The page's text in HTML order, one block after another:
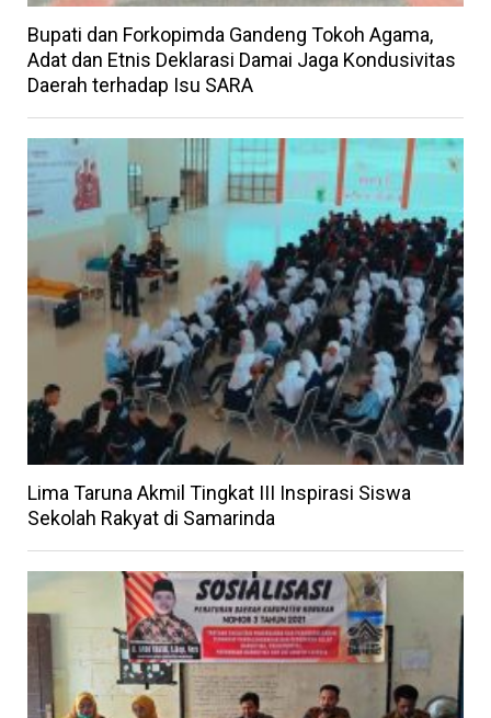
Bupati dan Forkopimda Gandeng Tokoh Agama,
Adat dan Etnis Deklarasi Damai Jaga Kondusivitas
Daerah terhadap Isu SARA
Lima Taruna Akmil Tingkat III Inspirasi Siswa
Sekolah Rakyat di Samarinda